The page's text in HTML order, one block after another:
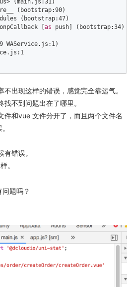
(main.js:31)
(bootstrap:
90)
(bootstrap:
47)
[ as push] (bootstrap:34)
WAService.js: 1)
1
出现这样的错误，感觉完全靠运气。
不到问题出在了哪里。
件和vue 文件分开了，而且两个文件名
错误。
。
题吗？